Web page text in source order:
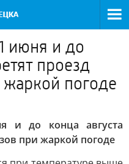
июня и до
проезд
погоде
и до конца августа
при жаркой погоде